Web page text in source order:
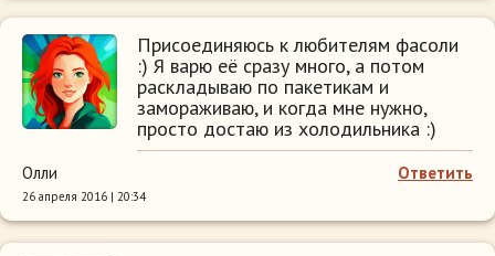
Присоединяюсь к любителям фасоли
:) Я варю её сразу много, а потом
раскладываю по пакетикам и
замораживаю, и когда мне нужно,
просто достаю из холодильника :)
Ответить
Олли
26 апреля 2016 | 20:34